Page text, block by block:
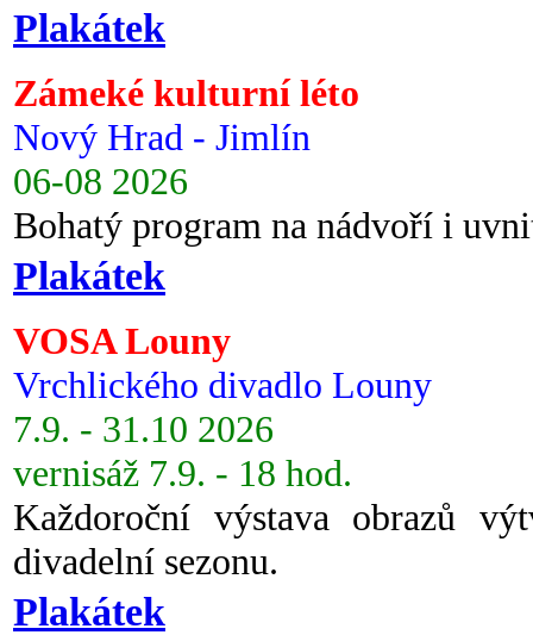
Plakátek
Zámeké kulturní léto
Nový Hrad - Jimlín
06-08 2026
Bohatý program na nádvoří i
Plakátek
VOSA Louny
Vrchlického divadlo Louny
7.9. - 31.10 2026
vernisáž 7.9. - 18 hod.
Každoroční výstava obrazů
divadelní sezonu.
Plakátek